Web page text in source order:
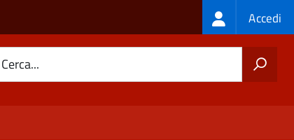
Login
menu
Accedi
Cerca...